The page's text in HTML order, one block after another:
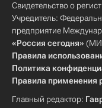
Свидетельство о
Учредитель:
предприятие
«Россия сегодня»
Правила
Политика
Правила применения
Главный редактор: